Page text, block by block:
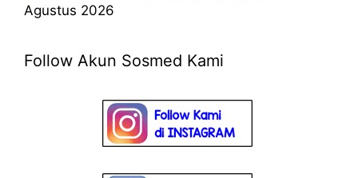
Agustus 2026
Follow Akun Sosmed Kami